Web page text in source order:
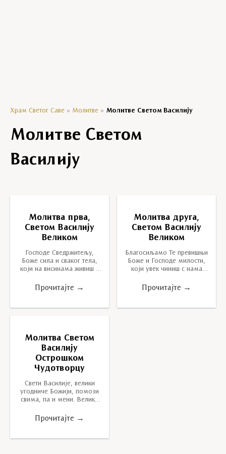
Храм Светог Саве » Молитве » Молитве Светом Василију
Молитве Светом
Василију
Молитва прва,
Светом Василију
Великом
Господе Сведржитељу,
Боже сила и сваког тела,
који на висинама живиш и
срца испитујеш и…
Прочитајте →
Молитва друга,
Светом Василију
Великом
Благосиљамо Те превишњи
Боже и Господе милости,
који увек чиниш с нама
неиспитљиво, славно и…
Прочитајте →
Молитва Светом
Василију
Острошком
Чудотворцу
Свети Василије, велики
угодниче Божији, помози
свима, па и мени. Велики
православне, одбрани и
нас који твоју свету…
Прочитајте →